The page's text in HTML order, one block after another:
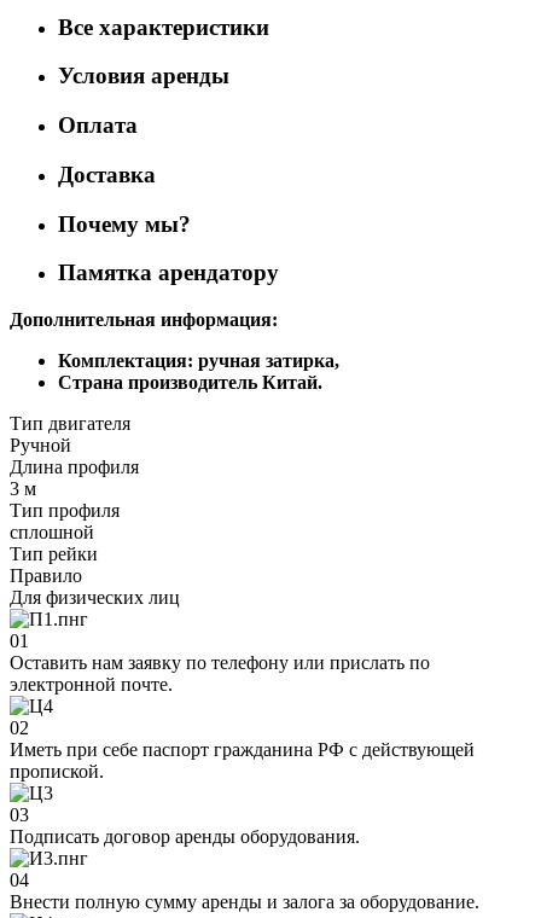
Все характеристики
Условия аренды
Оплата
Доставка
Почему мы?
Памятка арендатору
Дополнительная информация:
Комплектация: ручная затирка,
Страна производитель Китай.
Тип двигателя
Ручной
Длина профиля
3 м
Тип профиля
сплошной
Тип рейки
Правило
Для физических лиц
01
Оставить нам заявку по телефону или прислать по
электронной почте.
02
Иметь при себе паспорт гражданина РФ с действующей
пропиской.
03
Подписать договор аренды оборудования.
04
Внести полную сумму аренды и залога за оборудование.